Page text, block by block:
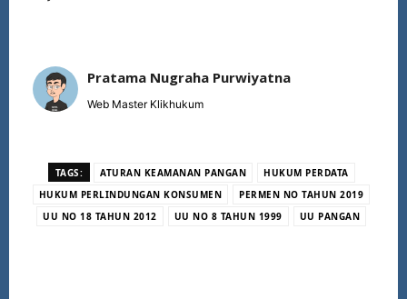
Pratama Nugraha Purwiyatna
Web Master Klikhukum
TAGS: ATURAN KEAMANAN PANGAN
HUKUM PERDATA
HUKUM PERLINDUNGAN KONSUMEN
PERMEN NO TAHUN 2019
UU NO 18 TAHUN 2012
UU NO 8 TAHUN 1999 UU PANGAN